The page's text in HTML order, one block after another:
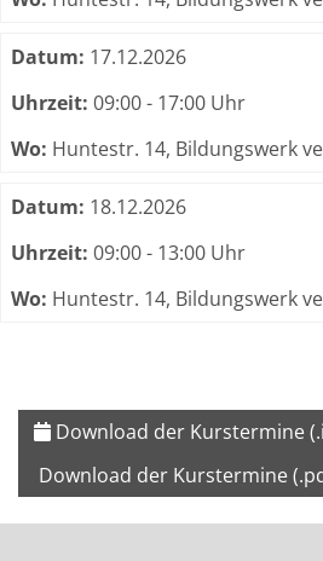
Datum: 17.12.2026
Uhrzeit: 09:00 - 17:00 Uhr
Wo: Huntestr. 14, Bildungswerk
Datum: 18.12.2026
Uhrzeit: 09:00 - 13:00 Uhr
Wo: Huntestr. 14, Bildungswerk
Download der Kurstermine
Download der Kurstermine